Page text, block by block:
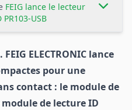
FEIG lance le lecteur
USB
ELECTRONIC lance
pour une
contact : le module de
module de lecture ID